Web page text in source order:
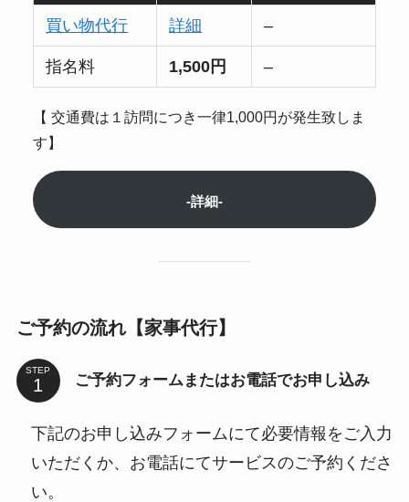
買い物代行 詳細 –
指名料 1,500円 –
【 交通費は１訪問につき一律1,000円が発生致しま
す】
-詳細-
ご予約の流れ【家事代行】
STEP
ご予約フォームまたはお電話でお申し込み
下記のお申し込みフォームにて必要情報をご入力
いただくか、お電話にてサービスのご予約くださ
い。